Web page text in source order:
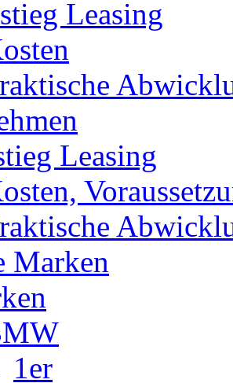
Leasing
Leasing
Marken
1er